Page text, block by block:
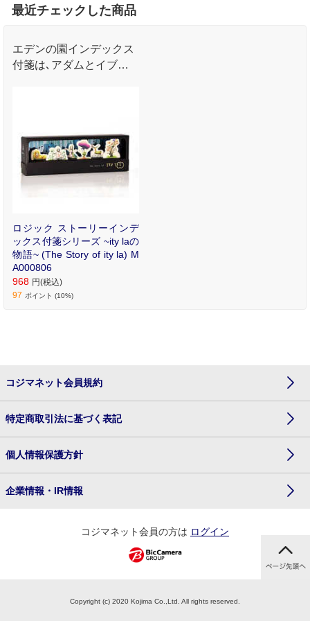
最近チェックした商品
エデンの園インデックス
付箋は､アダムとイブの
ロジック ストーリーインデ
ックス付箋シリーズ ~ity laの
物語~ (The Story of ity la) M
A000806
968 円(税込)
97 ポイント (10%)
コジマネット会員規約
特定商取引法に基づく表記
個人情報保護方針
企業情報・IR情報
コジマネット会員の方は ログイン
Copyright (c) 2020 Kojima Co.,Ltd. All rights reserved.